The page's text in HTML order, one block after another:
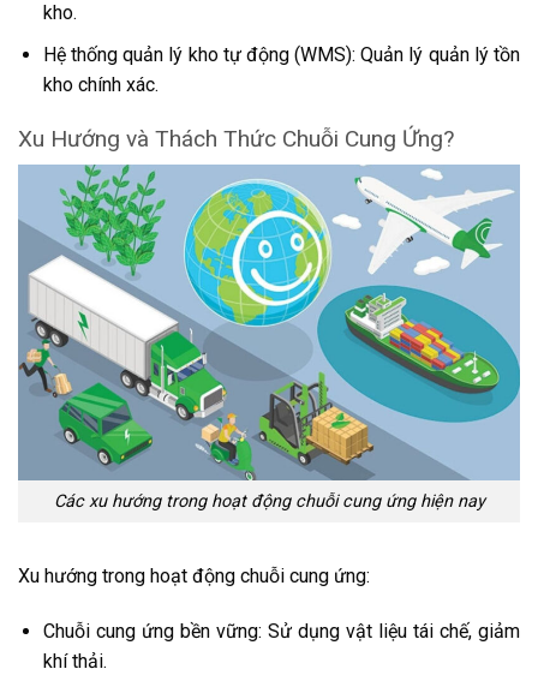
kho.
Hệ thống quản lý kho tự động (WMS): Quản lý quản lý tồn
kho chính xác.
Xu Hướng và Thách Thức Chuỗi Cung Ứng?
Các xu hướng trong hoạt động chuỗi cung ứng hiện nay
Xu hướng trong hoạt động chuỗi cung ứng:
Chuỗi cung ứng bền vững: Sử dụng vật liệu tái chế, giảm
khí thải.